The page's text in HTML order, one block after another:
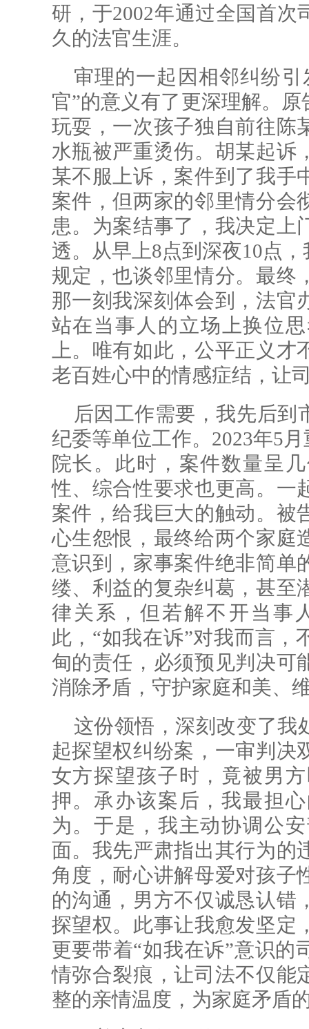
研，于2002年通过全国首
久的法官生涯。
审理的一起因相邻纠纷
官”的意义有了更深理解。
玩耍，一次孩子独自前往陈
水瓶被严重烫伤。胡某起诉
某不服上诉，案件到了我手
案件，但两家的邻里情分会
患。为案结事了，我决定上
透。从早上8点到深夜10点
规定，也谈邻里情分。最终
那一刻我深刻体会到，法官
站在当事人的立场上换位
上。唯有如此，公平正义
老百姓心中的情感症结，让
后因工作需要，我先后到
纪委等单位工作。2023年5
院长。此时，案件数量呈
性、综合性要求也更高。一
案件，给我巨大的触动。被
心生怨恨，最终给两个家庭
意识到，家事案件绝非简单
缕、利益的复杂纠葛，甚至
律关系，但若解不开当事
此，“如我在诉”对我而言，
甸的责任，必须预见判决可
消除矛盾，守护家庭和美、
这份领悟，深刻改变了我
起探望权纠纷案，一审判决
女方探望孩子时，竟被男
押。承办该案后，我最担
为。于是，我主动协调公
面。我先严肃指出其行为的
角度，耐心讲解母爱对孩子
的沟通，男方不仅诚恳认错
探望权。此事让我愈发坚定
更要带着“如我在诉”意识的
情弥合裂痕，让司法不仅能
整的亲情温度，为家庭矛盾